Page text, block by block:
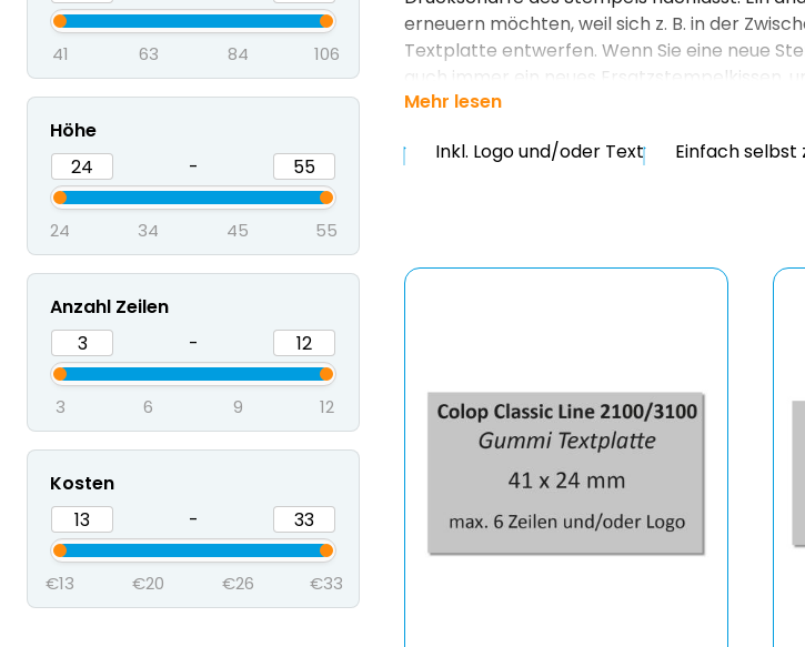
erneuern möchten, weil sich z. B. in der
Textplatte entwerfen. Wenn Sie eine neue
auch immer ein neues Ersatzstempelkissen,
Mehr lesen
Inkl. Logo und/oder Text
Einfach selbst
41 63 84 106
Höhe
-
24 34 45 55
Anzahl Zeilen
-
3 6 9 12
Kosten
-
€13 €20 €26 €33